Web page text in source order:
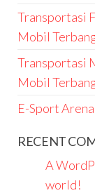
Transportasi
Mobil
Transportasi
Mobil
E-Sport
RECENT
A
world!